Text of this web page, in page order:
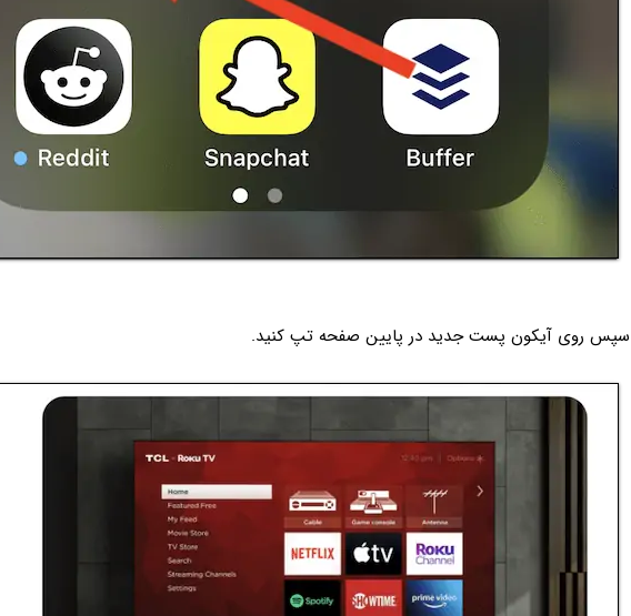
سپس روی آیکون پست جدید در پایین صفحه تپ کنید.